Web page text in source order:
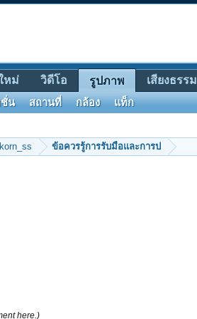
ข้อควรรู้การรับมือและการป
here.)
หม่ วิดีโอ รูปภาพ
ชั่น สถานที่ กล้อง แท็ก
เสียงธรรม